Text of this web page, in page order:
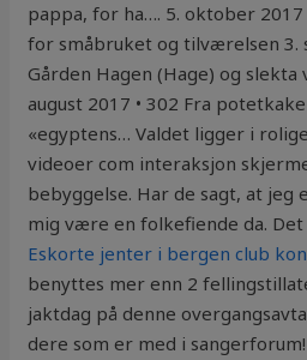
pappa, for ha…. 5. oktober
for småbruket og tilværelsen 3.
Gården Hagen (Hage) og slekta
august 2017 • 302 Fra
«egyptens… Valdet ligger i
videoer com interaksjon
bebyggelse. Har de sagt, at jeg
mig være en folkefiende da.
Eskorte jenter i bergen club
benyttes mer enn 2
jaktdag på denne
dere som er med i sangerforum!